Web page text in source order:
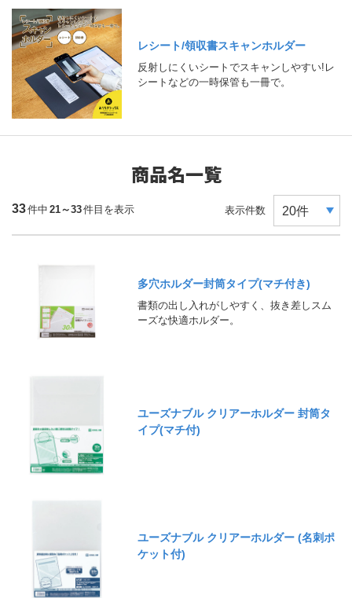
レシート/領収書スキャンホルダー
反射しにくいシートでスキャンしやすい!レ
シートなどの一時保管も一冊で。
商品名一覧
33件中 21～33件目を表示 表示件数
多穴ホルダー封筒タイプ(マチ付き)
書類の出し入れがしやすく、抜き差しスム
ーズな快適ホルダー。
ユーズナブル クリアーホルダー 封筒タ
イプ(マチ付)
ユーズナブル クリアーホルダー (名刺ポ
ケット付)